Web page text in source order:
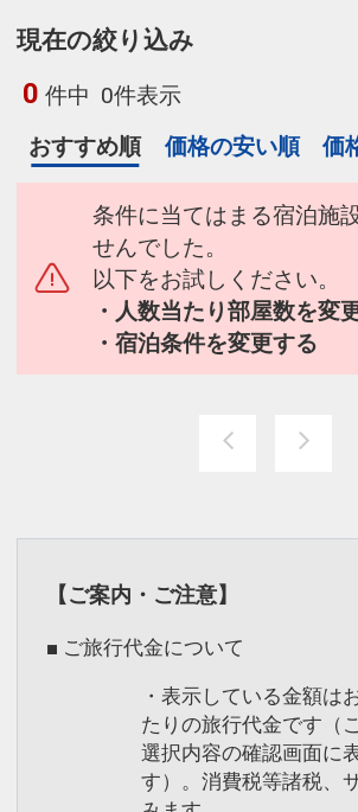
現在の絞り込み
0 件中 0件表示
おすすめ順
価格の安い順 価
条件に当てはまる宿泊施
せんでした。
以下をお試しください。
・人数当たり部屋数を変
・宿泊条件を変更する
【ご案内・ご注意】
■ ご旅行代金について
・表示している金額は
たりの旅行代金です（
選択内容の確認画面に
す）。消費税等諸税、